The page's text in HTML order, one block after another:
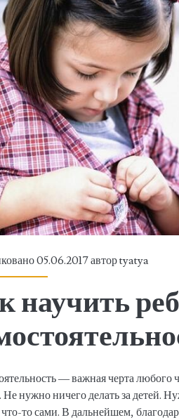
05.06.2017 авторtyatya
научить
— важная черта любого
Не нужно ничего делать за детей.
что-то сами. В дальнейшем,